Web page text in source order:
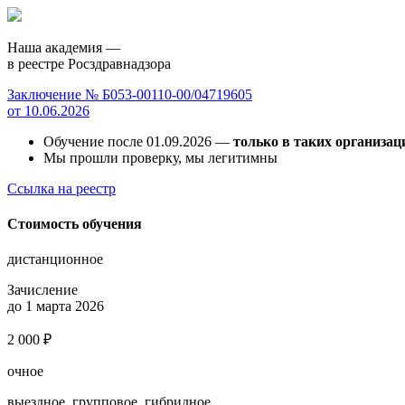
Наша академия —
в реестре Росздравнадзора
Заключение № Б053-00110-00/04719605
от 10.06.2026
Обучение после 01.09.2026 — только в таких
Мы прошли проверку, мы легитимны
Ссылка на реестр
Стоимость обучения
дистанционное
Зачисление
до 1 марта 2026
2 000 ₽
очное